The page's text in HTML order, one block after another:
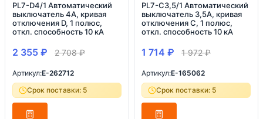
PL7-D4/1 Автоматический
выключатель 4А, кривая
отключения D, 1 полюс,
откл. способность 10 кА
2 355 ₽ 2 708₽
Артикул:E-262712
Срок поставки: 5
PL7-C3,5/1 Автоматический
выключатель 3,5А, кривая
отключения С, 1 полюс,
откл. способность 10 кА
1 714 ₽ 1 972₽
Артикул:E-165062
Срок поставки: 5